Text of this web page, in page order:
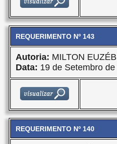
REQUERIMENTO Nº 143
Autoria: MILTON
Data: 19 de Setembro de
REQUERIMENTO Nº 140